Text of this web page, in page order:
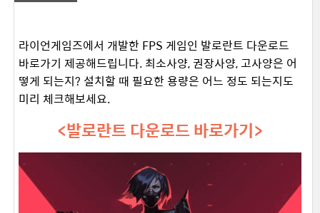
라이언게임즈에서 개발한 FPS 게임인 발로란트 다운로드
바로가기 제공해드립니다. 최소사양, 권장사양, 고사양은 어
떻게 되는지? 설치할 때 필요한 용량은 어느 정도 되는지도
미리 체크해보세요.
<발로란트 다운로드 바로가기>